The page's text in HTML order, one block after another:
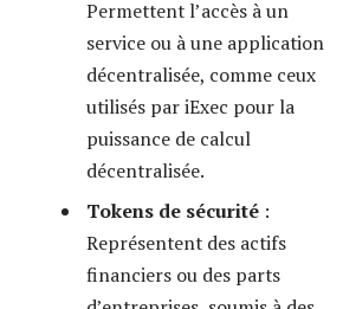
DeFi.
Tokens non fongibles
(NFT): Uniques, souvent
utilisés dans les domaines de
l’art et du gaming, à l’image
des projets Sorare et
Arianee.
Outre la catégorisation, le choix
d’un standard tokenisé garantit